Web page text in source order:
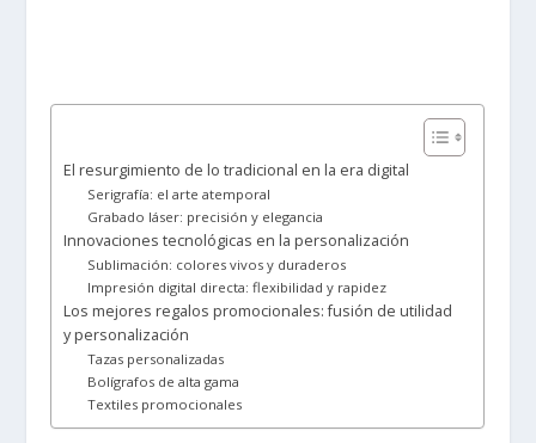
El resurgimiento de lo tradicional en la era digital
Serigrafía: el arte atemporal
Grabado láser: precisión y elegancia
Innovaciones tecnológicas en la personalización
Sublimación: colores vivos y duraderos
Impresión digital directa: flexibilidad y rapidez
Los mejores regalos promocionales: fusión de utilidad
y personalización
Tazas personalizadas
Bolígrafos de alta gama
Textiles promocionales